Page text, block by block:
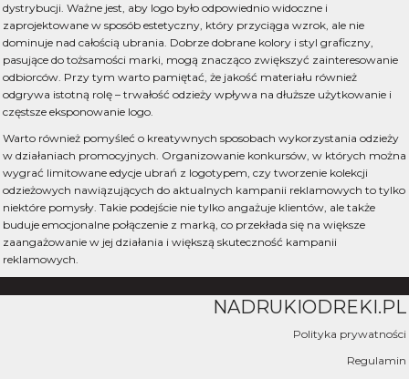
dystrybucji. Ważne jest, aby logo było odpowiednio widoczne i
zaprojektowane w sposób estetyczny, który przyciąga wzrok, ale nie
dominuje nad całością ubrania. Dobrze dobrane kolory i styl graficzny,
pasujące do tożsamości marki, mogą znacząco zwiększyć zainteresowanie
odbiorców. Przy tym warto pamiętać, że jakość materiału również
odgrywa istotną rolę – trwałość odzieży wpływa na dłuższe użytkowanie i
częstsze eksponowanie logo.
Warto również pomyśleć o kreatywnych sposobach wykorzystania odzieży
w działaniach promocyjnych. Organizowanie konkursów, w których można
wygrać limitowane edycje ubrań z logotypem, czy tworzenie kolekcji
odzieżowych nawiązujących do aktualnych kampanii reklamowych to tylko
niektóre pomysły. Takie podejście nie tylko angażuje klientów, ale także
buduje emocjonalne połączenie z marką, co przekłada się na większe
zaangażowanie w jej działania i większą skuteczność kampanii
reklamowych.
NADRUKIODREKI.PL
Polityka prywatności
Regulamin